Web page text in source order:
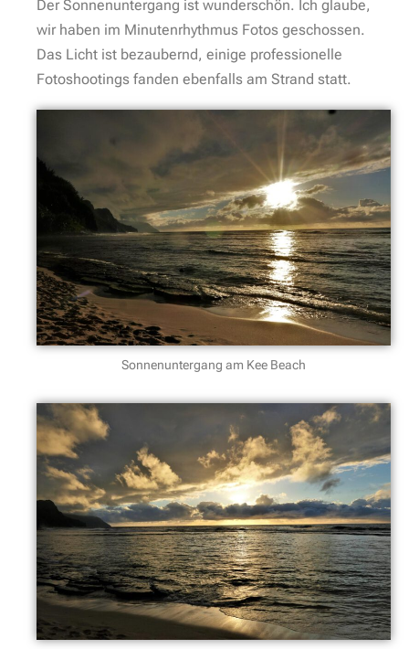
Der Sonnenuntergang ist wunderschön. Ich glaube,
wir haben im Minutenrhythmus Fotos geschossen.
Das Licht ist bezaubernd, einige professionelle
Fotoshootings fanden ebenfalls am Strand statt.
Sonnenuntergang am Kee Beach